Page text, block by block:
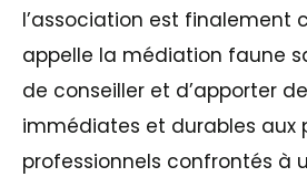
l’association est finalement
appelle la médiation faune
de conseiller et d’apporter
immédiates et durables aux
professionnels confrontés à